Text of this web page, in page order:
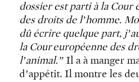
dossier est parti à la Cour
des droits de l’homme.
dû écrire quelque part,
la Cour européenne des
l’animal.” Il a à manger
d’appétit. Il montre les